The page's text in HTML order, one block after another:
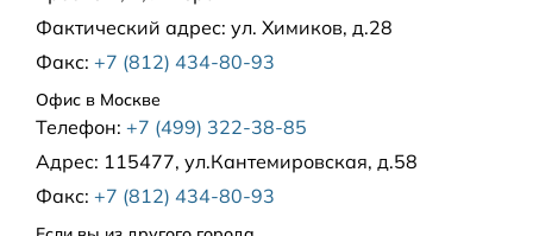
Фактический адрес: ул. Химиков, д.28
Факс: +7 (812) 434-80-93
Офис в Москве
Телефон: +7 (499) 322-38-85
Адрес: 115477, ул.Кантемировская, д.58
Факс: +7 (812) 434-80-93